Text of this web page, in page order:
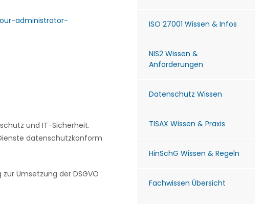
administrator-
und IT-Sicherheit.
datenschutzkonform
Umsetzung der DSGVO
ISO 27001 Wissen & Infos
NIS2 Wissen &
Anforderungen
Datenschutz Wissen
TISAX Wissen & Praxis
HinSchG Wissen & Regeln
Fachwissen Übersicht